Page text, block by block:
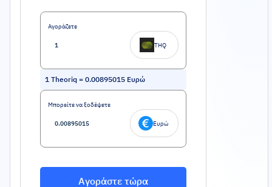
Αγοράζετε
THQ
1 Theoriq = 0.00895015 Ευρώ
Μπορείτε να ξοδέψετε
Ευρώ
Αγοράστε τώρα